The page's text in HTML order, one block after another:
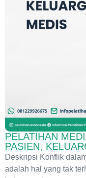
PELATIHAN
PASIEN,
Deskripsi Konflik
adalah hal yang tak